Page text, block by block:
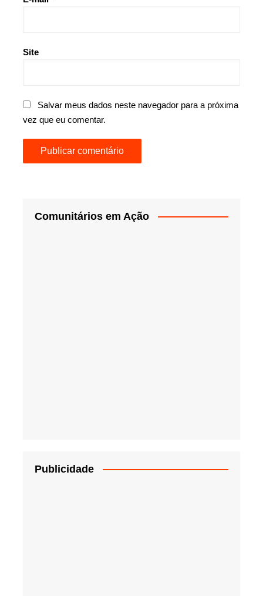
Site
Salvar meus dados neste navegador para a próxima
vez que eu comentar.
Comunitários em Ação
Publicidade